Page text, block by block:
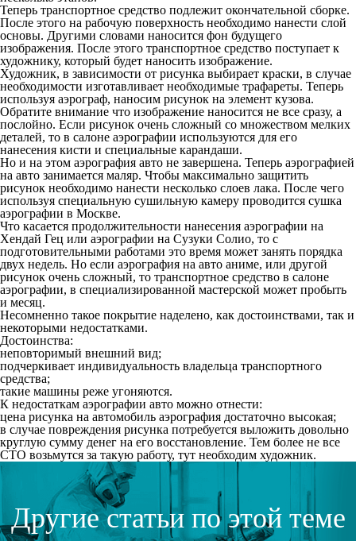
Теперь транспортное средство подлежит окончательной сборке.
После этого на рабочую поверхность необходимо нанести слой
основы. Другими словами наносится фон будущего
изображения. После этого транспортное средство поступает к
художнику, который будет наносить изображение.
Художник, в зависимости от рисунка выбирает краски, в случае
необходимости изготавливает необходимые трафареты. Теперь
используя аэрограф, наносим рисунок на элемент кузова.
Обратите внимание что изображение наносится не все сразу, а
послойно. Если рисунок очень сложный со множеством мелких
деталей, то в салоне аэрографии используются для его
нанесения кисти и специальные карандаши.
Но и на этом аэрография авто не завершена. Теперь аэрографией
на авто занимается маляр. Чтобы максимально защитить
рисунок необходимо нанести несколько слоев лака. После чего
используя специальную сушильную камеру проводится сушка
аэрографии в Москве.
Что касается продолжительности нанесения аэрографии на
Хендай Гец или аэрографии на Сузуки Солио, то с
подготовительными работами это время может занять порядка
двух недель. Но если аэрография на авто аниме, или другой
рисунок очень сложный, то транспортное средство в салоне
аэрографии, в специализированной мастерской может пробыть
и месяц.
Несомненно такое покрытие наделено, как достоинствами, так и
некоторыми недостатками.
Достоинства:
неповторимый внешний вид;
подчеркивает индивидуальность владельца транспортного
средства;
такие машины реже угоняются.
К недостаткам аэрографии авто можно отнести:
цена рисунка на автомобиль аэрография достаточно высокая;
в случае повреждения рисунка потребуется выложить довольно
круглую сумму денег на его восстановление. Тем более не все
СТО возьмутся за такую работу, тут необходим художник.
Другие статьи по этой теме